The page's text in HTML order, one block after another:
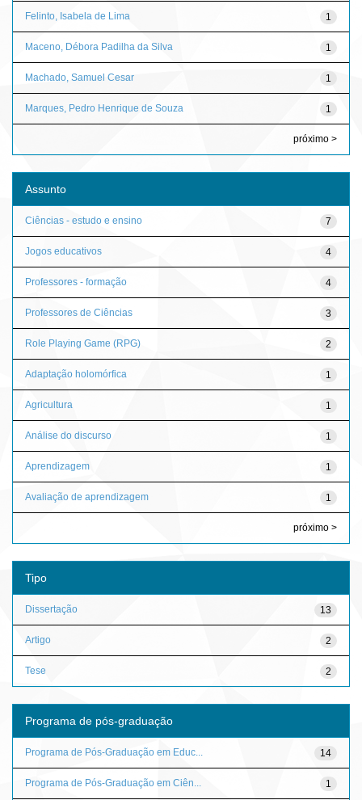
1
Felinto, Isabela de Lima
1
Maceno, Débora Padilha da Silva
1
Machado, Samuel Cesar
1
Marques, Pedro Henrique de Souza
próximo >
Assunto
7
Ciências - estudo e ensino
4
Jogos educativos
4
Professores - formação
3
Professores de Ciências
2
Role Playing Game (RPG)
1
Adaptação holomórfica
1
Agricultura
1
Análise do discurso
1
Aprendizagem
1
Avaliação de aprendizagem
próximo >
Tipo
13
Dissertação
2
Artigo
2
Tese
Programa de pós-graduação
14
Programa de Pós-Graduação em Educ...
1
Programa de Pós-Graduação em Ciên...